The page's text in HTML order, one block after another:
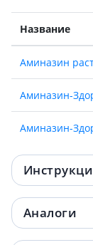
Название
Аминазин
Аминазин-
Аминазин-
Аналоги